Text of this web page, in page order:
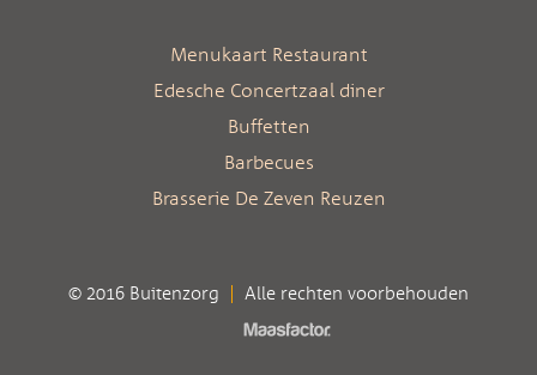
Menukaart Restaurant
Edesche Concertzaal diner
Buffetten
Barbecues
Brasserie De Zeven Reuzen
© 2016 Buitenzorg Alle rechten voorbehouden